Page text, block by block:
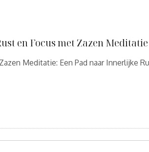
en Focus met Zazen Meditatie
Meditatie: Een Pad naar Innerlijke